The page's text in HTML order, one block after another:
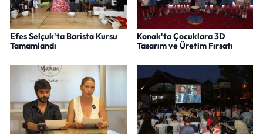
Efes Selçuk'ta Barista Kursu
Tamamlandı
Konak'ta Çocuklara 3D
Tasarım ve Üretim Fırsatı